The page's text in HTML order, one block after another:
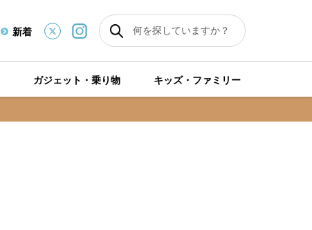
新着
ガジェット・乗り物 キッズ・ファミリー